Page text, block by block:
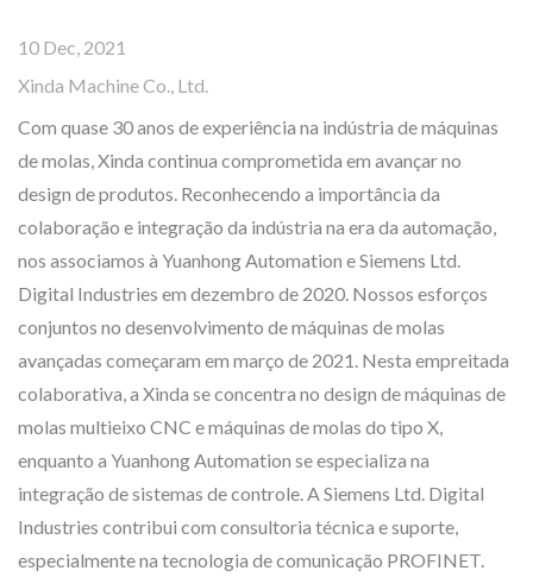
10 Dec, 2021
Xinda Machine Co., Ltd.
Com quase 30 anos de experiência na indústria de máquinas
de molas, Xinda continua comprometida em avançar no
design de produtos. Reconhecendo a importância da
colaboração e integração da indústria na era da automação,
nos associamos à Yuanhong Automation e Siemens Ltd.
Digital Industries em dezembro de 2020. Nossos esforços
conjuntos no desenvolvimento de máquinas de molas
avançadas começaram em março de 2021. Nesta empreitada
colaborativa, a Xinda se concentra no design de máquinas de
molas multieixo CNC e máquinas de molas do tipo X,
enquanto a Yuanhong Automation se especializa na
integração de sistemas de controle. A Siemens Ltd. Digital
Industries contribui com consultoria técnica e suporte,
especialmente na tecnologia de comunicação PROFINET.